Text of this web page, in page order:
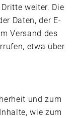
weiter. Die
Daten, der E-
Versand des
etwa über
und zum
wie zum